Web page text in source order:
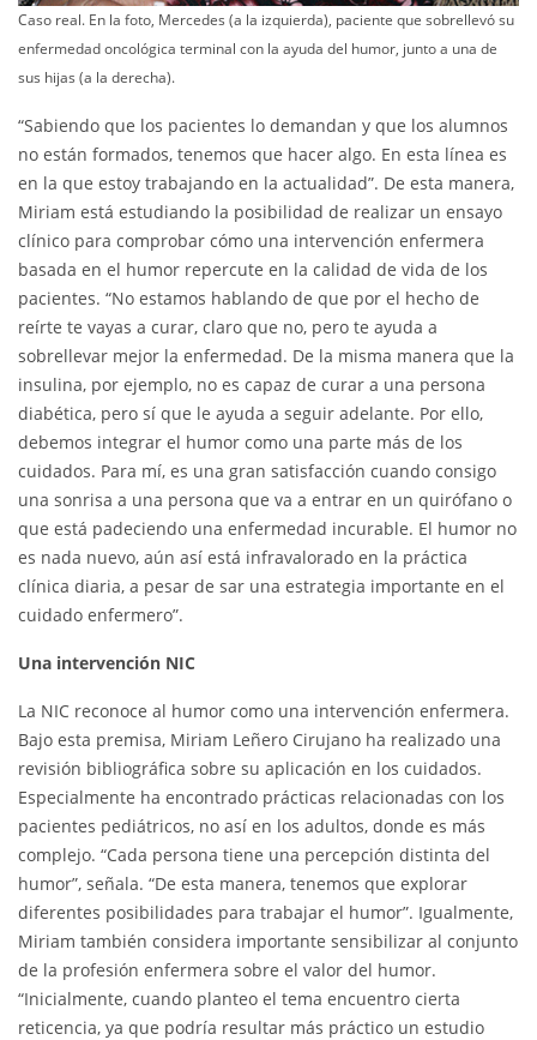
Caso real. En la foto, Mercedes (a la izquierda), paciente que sobrellevó su
enfermedad oncológica terminal con la ayuda del humor, junto a una de
sus hijas (a la derecha).
“Sabiendo que los pacientes lo demandan y que los alumnos
no están formados, tenemos que hacer algo. En esta línea es
en la que estoy trabajando en la actualidad”. De esta manera,
Miriam está estudiando la posibilidad de realizar un ensayo
clínico para comprobar cómo una intervención enfermera
basada en el humor repercute en la calidad de vida de los
pacientes. “No estamos hablando de que por el hecho de
reírte te vayas a curar, claro que no, pero te ayuda a
sobrellevar mejor la enfermedad. De la misma manera que la
insulina, por ejemplo, no es capaz de curar a una persona
diabética, pero sí que le ayuda a seguir adelante. Por ello,
debemos integrar el humor como una parte más de los
cuidados. Para mí, es una gran satisfacción cuando consigo
una sonrisa a una persona que va a entrar en un quirófano o
que está padeciendo una enfermedad incurable. El humor no
es nada nuevo, aún así está infravalorado en la práctica
clínica diaria, a pesar de sar una estrategia importante en el
cuidado enfermero”.
Una intervención NIC
La NIC reconoce al humor como una intervención enfermera.
Bajo esta premisa, Miriam Leñero Cirujano ha realizado una
revisión bibliográfica sobre su aplicación en los cuidados.
Especialmente ha encontrado prácticas relacionadas con los
pacientes pediátricos, no así en los adultos, donde es más
complejo. “Cada persona tiene una percepción distinta del
humor”, señala. “De esta manera, tenemos que explorar
diferentes posibilidades para trabajar el humor”. Igualmente,
Miriam también considera importante sensibilizar al conjunto
de la profesión enfermera sobre el valor del humor.
“Inicialmente, cuando planteo el tema encuentro cierta
reticencia, ya que podría resultar más práctico un estudio